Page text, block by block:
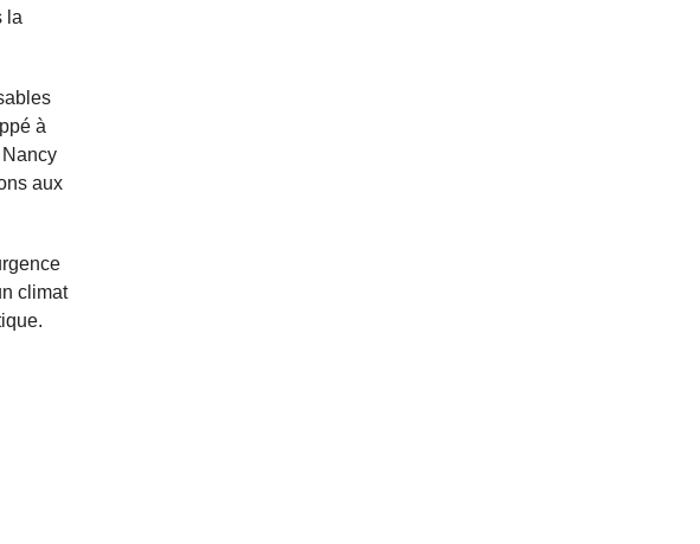
la
à
Nancy
aux
climat